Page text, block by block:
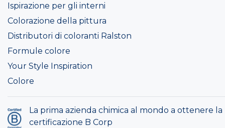
Ispirazione per gli interni
Colorazione della pittura
Distributori di coloranti Ralston
Formule colore
Your Style Inspiration
Colore
La prima azienda chimica al mondo a ottenere la
certificazione B Corp